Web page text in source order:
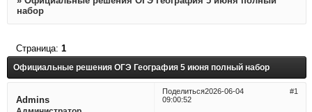
набор
Официальные решения ОГЭ География 5 июня полный набор
Страница: 1
Поделиться 1
2026-06-04
09:00:52
Admins